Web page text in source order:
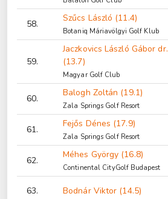
58.
Szűcs László (11.4)
Botaniq Máriavölgyi Golf Klub
59.
Jaczkovics László Gábor dr.
(13.7)
Magyar Golf Club
60.
Balogh Zoltán (19.1)
Zala Springs Golf Resort
61.
Fejős Dénes (17.9)
Zala Springs Golf Resort
62.
Méhes György (16.8)
Continental CityGolf Budapest
63. Bodnár Viktor (14.5)